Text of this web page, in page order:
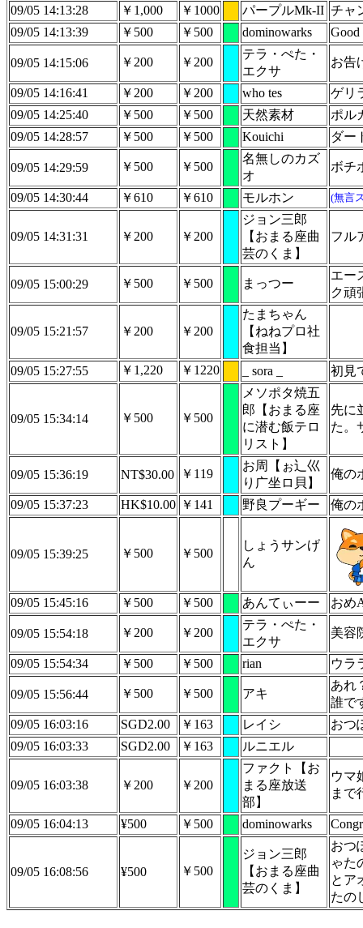
09/05 14:13:28 ￥1,000 ￥1000 パープルMk-II チャ
09/05 14:13:39
￥500 ￥500 dominowarks Good
09/05 14:15:06 ￥200 ￥200
テラ・ぺた・
エクサ
お告
09/05 14:16:41 ￥200 ￥200 who tes
ゲリ
09/05 14:25:40
￥500 ￥500 天然素材
ポル
09/05 14:28:57
￥500 ￥500 Kouichi ダー
09/05 14:29:59 ￥500 ￥500
名無しのカズ
オ
ボチ
09/05 14:30:44 ￥610 ￥610 モルホン (無言
09/05 14:31:31 ￥200 ￥200
ジョン三郎
【おまる座曲
芸のくま】
フル
09/05 15:00:29 ￥500 ￥500 まっつー
エー
ク頑
09/05 15:21:57 ￥200 ￥200
たまちゃん
【ねねプロ社
食担当】
09/05 15:27:55
￥1,220 ￥1220 _ sora _ 初見
09/05 15:34:14 ￥500 ￥500
メソポタ焼五
郎【おまる座
に潜む飯テロ
リスト】
先に
た。
09/05 15:36:19 NT$30.00 ￥119
お周【ぉ辶巛
り广坐ロ貝】
俺の
09/05 15:37:23 HK$10.00 ￥141 野良プーギー 俺の
09/05 15:39:25 ￥500 ￥500
しょうサンげ
ん
09/05 15:45:16 ￥500 ￥500 あんてぃーー おめ
09/05 15:54:18 ￥200 ￥200
テラ・ぺた・
エクサ
美容
09/05 15:54:34 ￥500 ￥500 rian ウラ
09/05 15:56:44 ￥500 ￥500 アキ
あれ
誰で
09/05 16:03:16
SGD2.00 ￥163 レイシ
おつ
09/05 16:03:33
SGD2.00 ￥163 ルニエル
09/05 16:03:38 ￥200 ￥200
ファクト【お
まる座放送
部】
ウマ
まで
09/05 16:04:13 ¥500 ￥500 dominowarks
09/05 16:08:56 ¥500 ￥500
ジョン三郎
【おまる座曲
芸のくま】
おつ
ゃた
とア
たの